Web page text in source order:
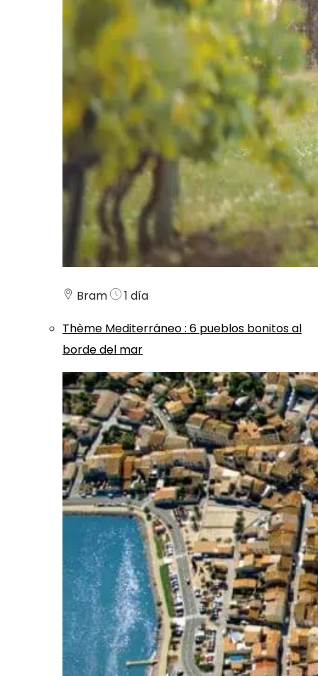
Bram
1 día
Thème Mediterráneo: 6 pueblos bonitos al
borde del mar